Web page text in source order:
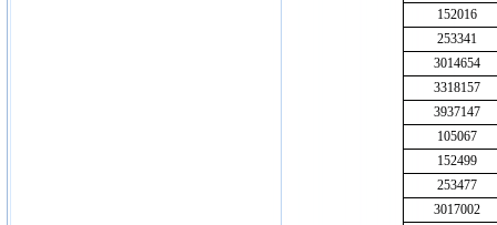
152016
253341
3014654
3318157
3937147
105067
152499
253477
3017002